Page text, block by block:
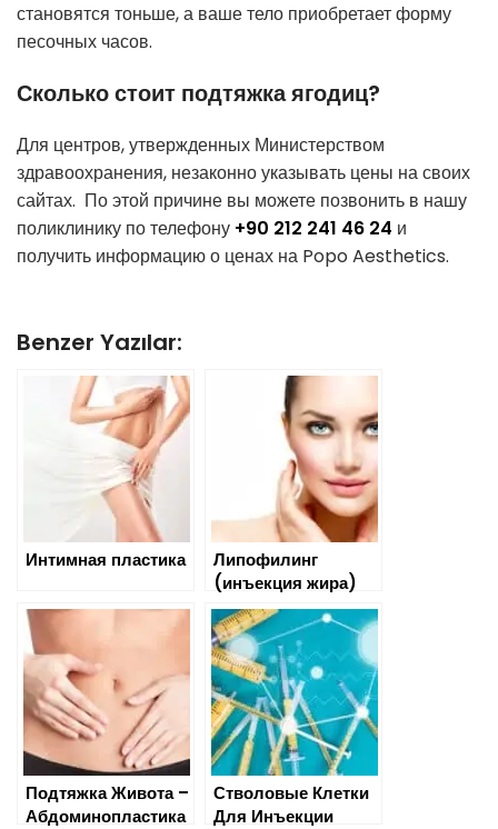
становятся тоньше, а ваше тело приобретает форму
песочных часов.
Сколько стоит подтяжка ягодиц?
Для центров, утвержденных Министерством
здравоохранения, незаконно указывать цены на своих
сайтах. По этой причине вы можете позвонить в нашу
поликлинику по телефону +90 212 241 46 24 и
получить информацию о ценах на Popo Aesthetics.
Benzer Yazılar:
Интимная пластика
Липофилинг
(инъекция жира)
Подтяжка Живота –
Абдоминопластика
Стволовые Клетки
Для Инъекции